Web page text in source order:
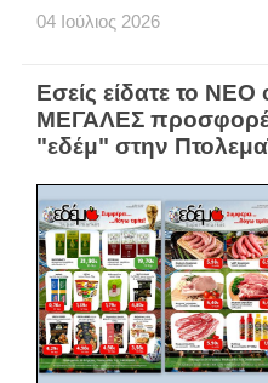
04 Ιούλιος 2026
Εσείς είδατε το ΝΕΟ
ΜΕΓΑΛΕΣ
"εδέμ" στην